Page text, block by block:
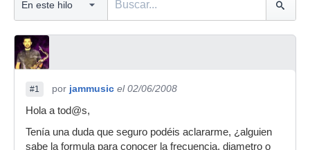
#1 por jammusic el 02/06/2008
Hola a tod@s,
Tenía una duda que seguro podéis aclararme, ¿alguien
sabe la formula para conocer la frecuencia, diametro o